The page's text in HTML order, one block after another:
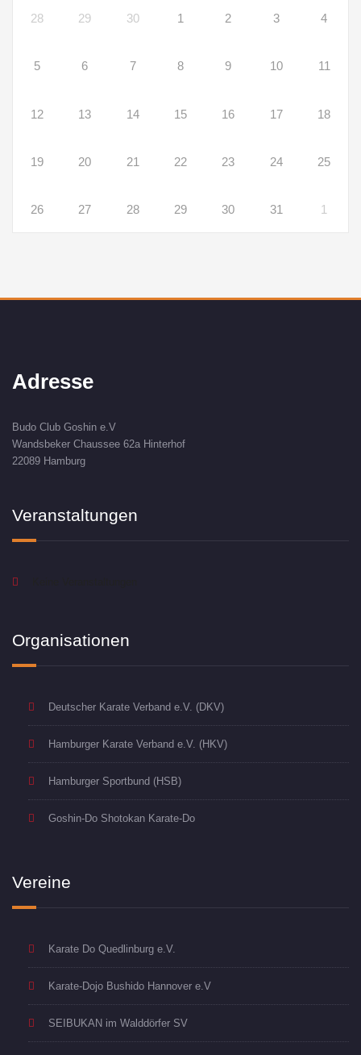
28 29 30 1 2 3 4
5 6 7 8 9 10 11
12 13 14 15 16 17 18
19 20 21 22 23 24 25
26 27 28 29 30 31 1
Adresse
Budo Club Goshin e.V
Wandsbeker Chaussee 62a Hinterhof
22089 Hamburg
Veranstaltungen
Organisationen
Deutscher Karate Verband e.V. (DKV)
Hamburger Karate Verband e.V. (HKV)
Hamburger Sportbund (HSB)
Goshin-Do Shotokan Karate-Do
Vereine
Karate Do Quedlinburg e.V.
Karate-Dojo Bushido Hannover e.V
SEIBUKAN im Walddörfer SV